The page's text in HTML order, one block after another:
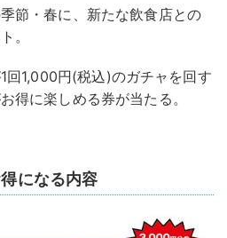
節・春に、新たな飲食店との
。
回1,000円(税込)のガチャを回す
得に楽しめる券が当たる。
になる内容